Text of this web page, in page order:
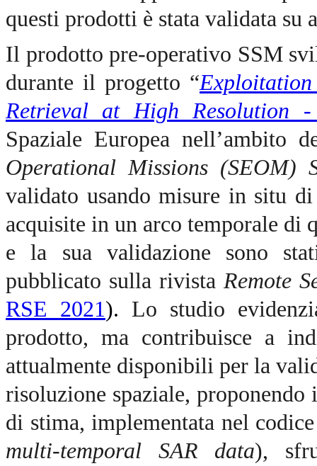
questi prodotti è stata validata
Il prodotto pre-operativo SSM
durante il progetto “
Retrieval at High Resolution -
Spaziale Europea nell’ambito
Operational Missions (SEOM)
validato usando misure in situ
acquisite in un arco temporale di
e la sua validazione sono
pubblicato sulla rivista Remote
RSE 2021). Lo studio
prodotto, ma contribuisce a
attualmente disponibili per la
risoluzione spaziale,
di stima, implementata nel
multi-temporal SAR data),